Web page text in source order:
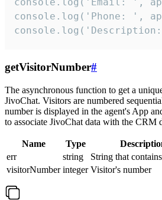
console.log('Email: ',
console.log('Phone: ',
getVisitorNumber#
The asynchronous function to get a
JivoChat. Visitors are numbered
number is displayed in the agent's App
to associate JivoChat data with the CRM
Name Type
err
string
String that
visitorNumber integer Visitor's number